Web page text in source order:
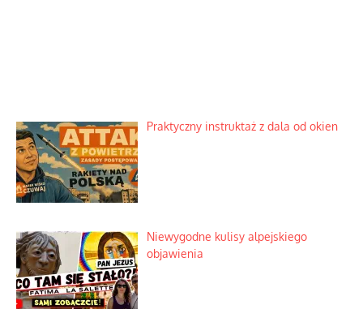
Praktyczny instruktaż z dala od okien
Niewygodne kulisy alpejskiego
objawienia